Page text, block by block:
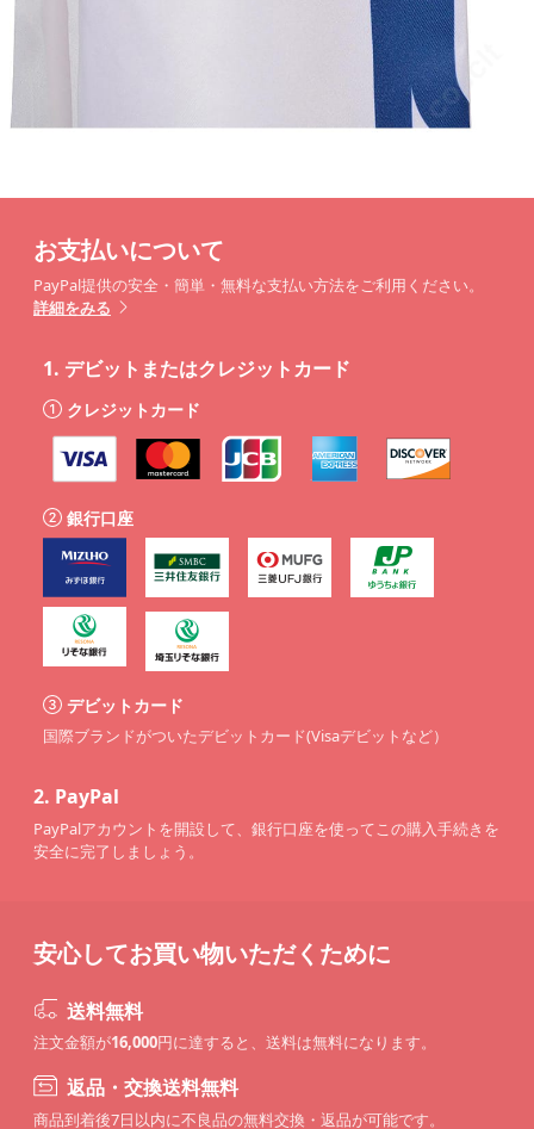
お支払いについて
PayPal提供の安全・簡単・無料な支払い方法をご利用ください。
詳細をみる
1. デビットまたはクレジットカード
クレジットカード
銀行口座
デビットカード
国際ブランドがついたデビットカード(Visaデビットなど）
2. PayPal
PayPalアカウントを開設して、銀行口座を使ってこの購入手続きを
安全に完了しましょう。
安心してお買い物いただくために
送料無料
注文金額が16,000円に達すると、送料は無料になります。
返品・交換送料無料
商品到着後7日以内に不良品の無料交換・返品が可能です。